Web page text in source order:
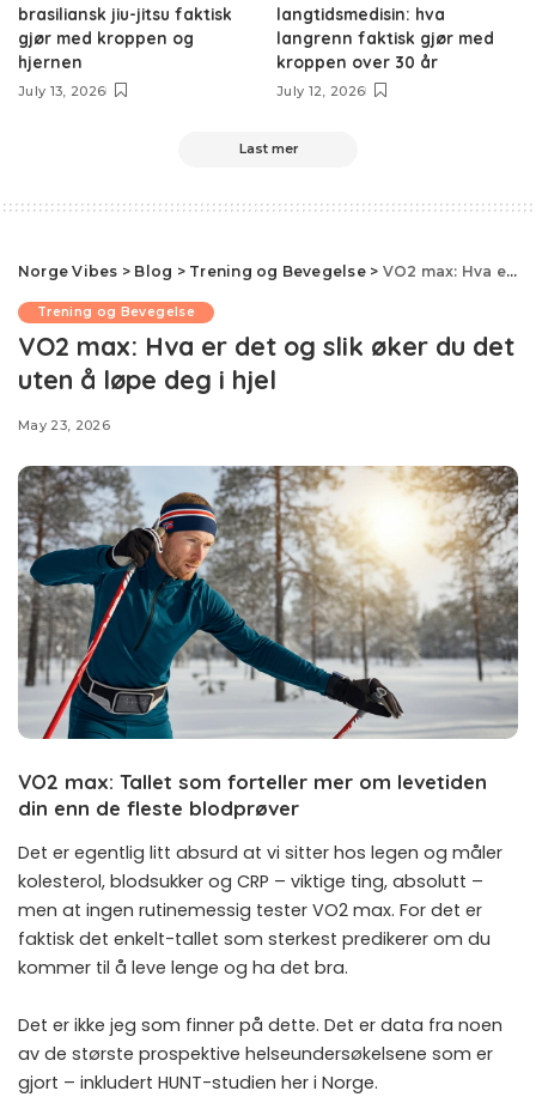
brasiliansk jiu-jitsu faktisk
gjør med kroppen og
hjernen
July 13, 2026
langtidsmedisin: hva
langrenn faktisk gjør med
kroppen over 30 år
July 12, 2026
Last mer
Norge Vibes > Blog > Trening og Bevegelse> VO2 max: Hva er det og slik øker du det uten å løpe deg i hjel
Trening og Bevegelse
VO2 max: Hva er det og slik øker du det
uten å løpe deg i hjel
May 23, 2026
VO2 max: Tallet som forteller mer om levetiden
din enn de fleste blodprøver
Det er egentlig litt absurd at vi sitter hos legen og måler
kolesterol, blodsukker og CRP – viktige ting, absolutt –
men at ingen rutinemessig tester VO2 max. For det er
faktisk det enkelt-tallet som sterkest predikerer om du
kommer til å leve lenge og ha det bra.
Det er ikke jeg som finner på dette. Det er data fra noen
av de største prospektive helseundersøkelsene som er
gjort – inkludert HUNT-studien her i Norge.